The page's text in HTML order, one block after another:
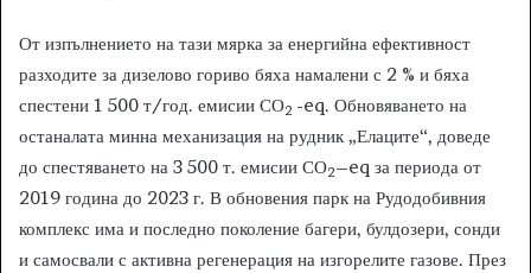
От изпълнението на тази мярка за енергийна ефективност
разходите за дизелово гориво бяха намалени с 2 % и бяха
спестени 1 500 т/год. емисии СО2 -eq. Обновяването на
останалата минна механизация на рудник „Елаците“, доведе
до спестяването на 3 500 т. емисии СО2–eq за периода от
2019 година до 2023 г. В обновения парк на Рудодобивния
комплекс има и последно поколение багери, булдозери, сонди
и самосвали с активна регенерация на изгорелите газове. През